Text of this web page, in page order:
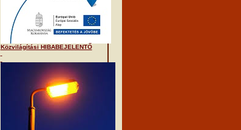
Közvilágítási HIBABEJELENTŐ